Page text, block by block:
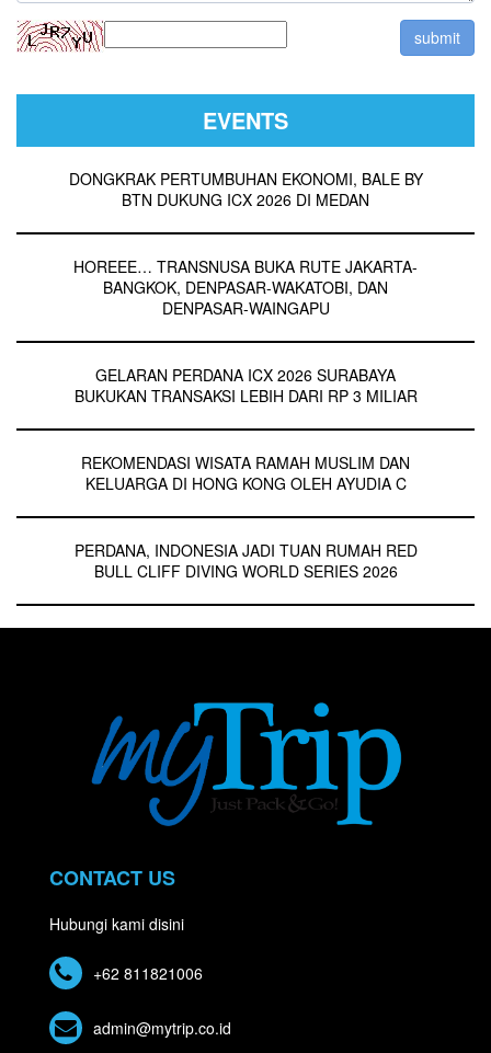
EVENTS
DONGKRAK PERTUMBUHAN EKONOMI, BALE BY
BTN DUKUNG ICX 2026 DI MEDAN
HOREEE… TRANSNUSA BUKA RUTE JAKARTA-
BANGKOK, DENPASAR-WAKATOBI, DAN
DENPASAR-WAINGAPU
GELARAN PERDANA ICX 2026 SURABAYA
BUKUKAN TRANSAKSI LEBIH DARI RP 3 MILIAR
REKOMENDASI WISATA RAMAH MUSLIM DAN
KELUARGA DI HONG KONG OLEH AYUDIA C
PERDANA, INDONESIA JADI TUAN RUMAH RED
BULL CLIFF DIVING WORLD SERIES 2026
CONTACT US
Hubungi kami disini
+62 811821006
admin@mytrip.co.id